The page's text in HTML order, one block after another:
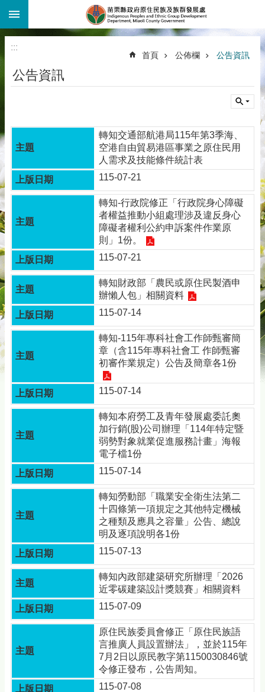
跳到主要內容區塊
:::
首頁 公佈欄 公告資訊
公告資訊
轉知交通部航港局115年第3季海、
空港自由貿易港區事業之原住民用
人需求及技能條件統計表
115-07-21
轉知-行政院修正「行政院身心障礙
者權益推動小組處理涉及違反身心
障礙者權利公約申訴案件作業原
則」1份。
115-07-21
轉知財政部「農民或原住民製酒申
辦懶人包」相關資料
115-07-14
轉知-115年專科社會工作師甄審簡
章（含115年專科社會工 作師甄審
初審作業規定）公告及簡章各1份
115-07-14
轉知本府勞工及青年發展處委託奧
加行銷(股)公司辦理「114年特定暨
弱勢對象就業促進服務計畫」海報
電子檔1份
115-07-14
轉知勞動部「職業安全衛生法第二
十四條第一項規定之其他特定機械
之種類及應具之容量」公告、總說
明及逐項說明各1份
115-07-13
轉知內政部建築研究所辦理「2026
近零碳建築設計獎競賽」相關資料
115-07-09
原住民族委員會修正「原住民族語
言推廣人員設置辦法」，並於115年
7月2日以原民教字第1150030846號
令修正發布，公告周知。
115-07-08